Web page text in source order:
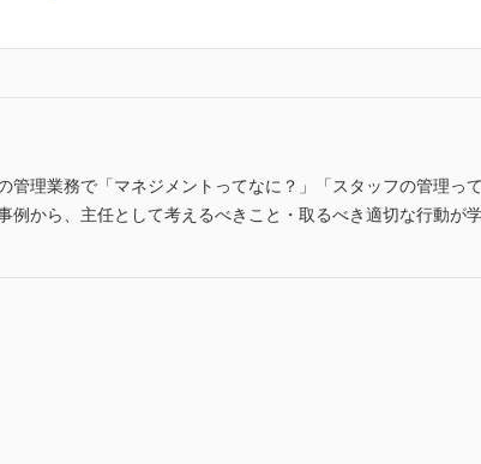
管理業務で「マネジメントってなに？」「スタッフの管理
から、主任として考えるべきこと・取るべき適切な行動が学